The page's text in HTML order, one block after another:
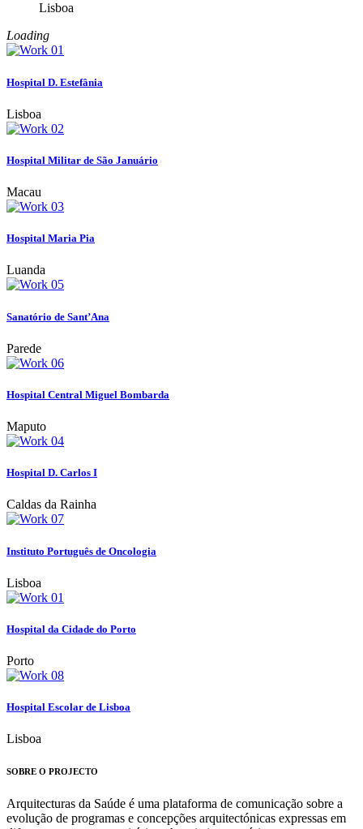
Lisboa
Loading
Hospital D. Estefânia
Lisboa
Hospital Militar de São Januário
Macau
Hospital Maria Pia
Luanda
Sanatório de Sant’Ana
Parede
Hospital Central Miguel Bombarda
Maputo
Hospital D. Carlos I
Caldas da Rainha
Instituto Português de Oncologia
Lisboa
Hospital da Cidade do Porto
Porto
Hospital Escolar de Lisboa
Lisboa
SOBRE O PROJECTO
Arquitecturas da Saúde é uma plataforma de comunicação sobre a
evolução de programas e concepções arquitectónicas expressas em